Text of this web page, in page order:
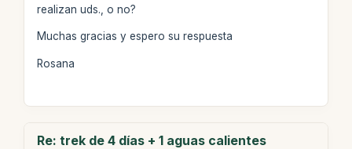
realizan uds., o no?
Muchas gracias y espero su respuesta
Rosana
Re: trek de 4 días + 1 aguas calientes